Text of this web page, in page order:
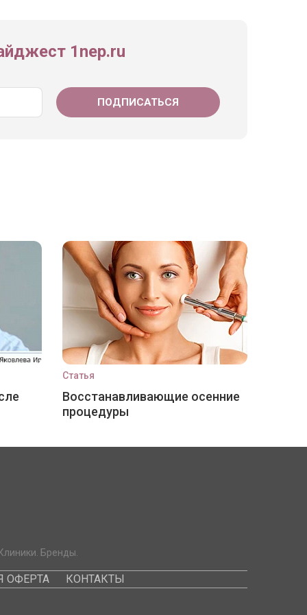
1nep.ru
Статья
Восстанавливающие осенние
процедуры
Бренды.
ОФЕРТА КОНТАКТЫ